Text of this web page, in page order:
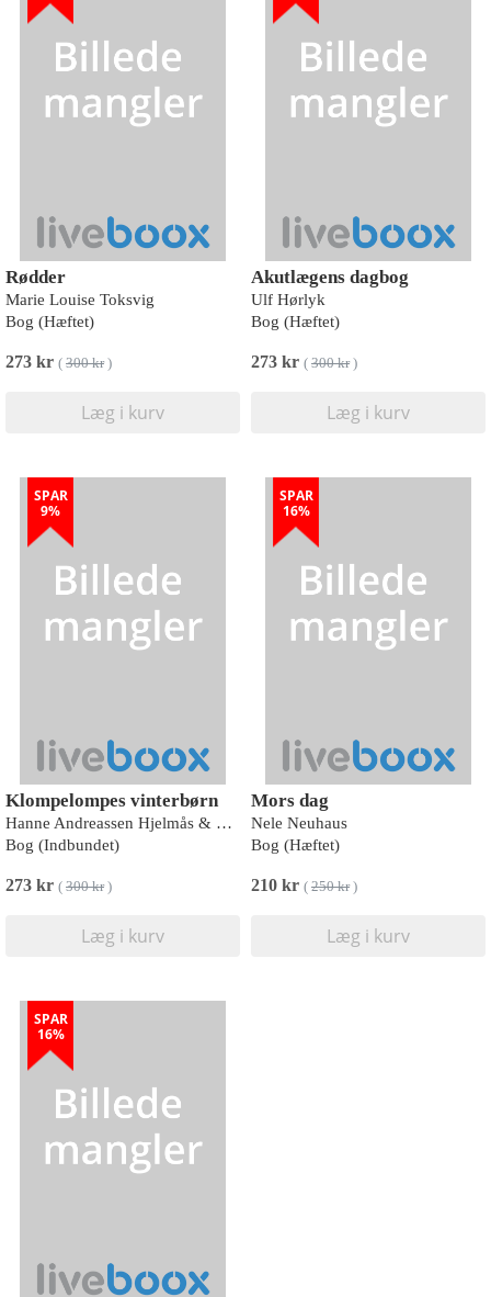
Rødder
Marie Louise Toksvig
Bog (Hæftet)
273 kr ( 300 kr)
Læg i kurv
Akutlægens dagbog
Ulf Hørlyk
Bog (Hæftet)
273 kr ( 300 kr)
Læg i kurv
SPAR
9%
Klompelompes vinterbørn
Hanne Andreassen Hjelmås & Torunn Steinsland
Bog (Indbundet)
273 kr ( 300 kr)
Læg i kurv
SPAR
16%
Mors dag
Nele Neuhaus
Bog (Hæftet)
210 kr ( 250 kr)
Læg i kurv
SPAR
16%